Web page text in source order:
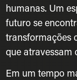
humanas. Um
futuro se
transformações
que atravessam
Em um tempo